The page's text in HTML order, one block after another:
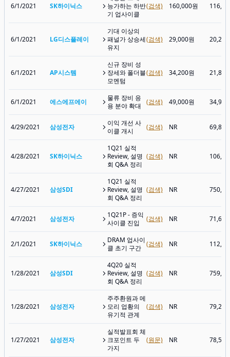
6/1/2021 SK하이닉스
능가하는 하반
기 업사이클
(검색) 160,000원
6/1/2021 LG디스플레이
기대 이상의
패널가 상승세
유지
(검색) 29,000원
6/1/2021 AP시스템
신규 장비 성
장세와 폴더블
모멘텀
(검색) 34,200원
6/1/2021 에스에프에이
물류 장비 응
용 분야 확대
(검색) 49,000원
4/29/2021 삼성전자
이익 개선 사
이클 개시
(검색) NR
4/28/2021 SK하이닉스
1Q21 실적
Review, 설명
회 Q&A 정리
(검색) NR
4/27/2021 삼성SDI
1Q21 실적
Review, 설명
회 Q&A 정리
(검색) NR
4/7/2021 삼성전자
1Q21P - 증익
사이클 진입
(검색) NR
2/1/2021 SK하이닉스
DRAM 업사이
클 초기 구간 (검색) NR
1/28/2021 삼성SDI
4Q20 실적
Review, 설명
회 Q&A 정리
(검색) NR
1/28/2021 삼성전자
주주환원과 메
모리 업황의
유기적 관계
(검색) NR
1/27/2021 삼성전자
실적발표회 체
크포인트 두
가지
(원문) NR